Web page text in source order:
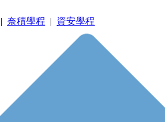
| 奈積學程 | 資安學程